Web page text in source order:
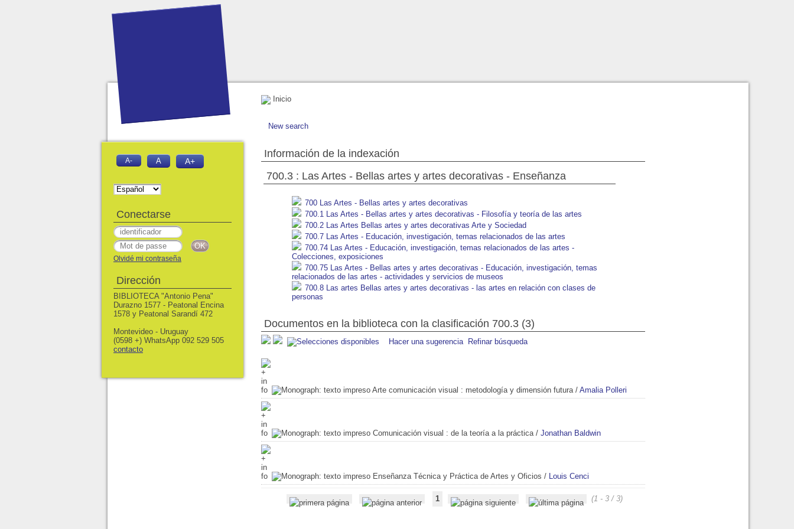
Inicio
New search
Información de la indexación
700.3 : Las Artes - Bellas artes y artes decorativas - Enseñanza
700 Las Artes - Bellas artes y artes decorativas
700.1 Las Artes - Bellas artes y artes decorativas - Filosofía y teoría de las artes
700.2 Las Artes Bellas artes y artes decorativas Arte y Sociedad
700.7 Las Artes - Educación, investigación, temas relacionados de las artes
700.74 Las Artes - Educación, investigación, temas relacionados de las artes -
Colecciones, exposiciones
700.75 Las Artes - Bellas artes y artes decorativas - Educación, investigación, temas
relacionados de las artes - actividades y servicios de museos
700.8 Las artes Bellas artes y artes decorativas - las artes en relación con clases de
personas
Documentos en la biblioteca con la clasificación 700.3 (3)
Hacer una sugerencia Refinar búsqueda
Arte comunicación visual : metodología y dimensión futura / Amalia Polleri
Comunicación visual : de la teoría a la práctica / Jonathan Baldwin
Enseñanza Técnica y Práctica de Artes y Oficios / Louis Cenci
1 (1 - 3 / 3)
A- A A+
Conectarse
Olvidé mi contraseña
Dirección
BIBLIOTECA "Antonio Pena"
Durazno 1577 - Peatonal Encina
1578 y Peatonal Sarandí 472
Montevideo - Uruguay
(0598 +) WhatsApp 092 529 505
contacto